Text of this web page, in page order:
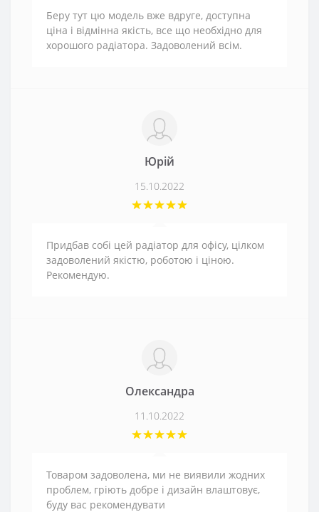
Беру тут цю модель вже вдруге, доступна
ціна і відмінна якість, все що необхідно для
хорошого радіатора. Задоволений всім.
Юрій
15.10.2022
Придбав собі цей радіатор для офісу, цілком
задоволений якістю, роботою і ціною.
Рекомендую.
Олександра
11.10.2022
Товаром задоволена, ми не виявили жодних
проблем, гріють добре і дизайн влаштовує,
буду вас рекомендувати